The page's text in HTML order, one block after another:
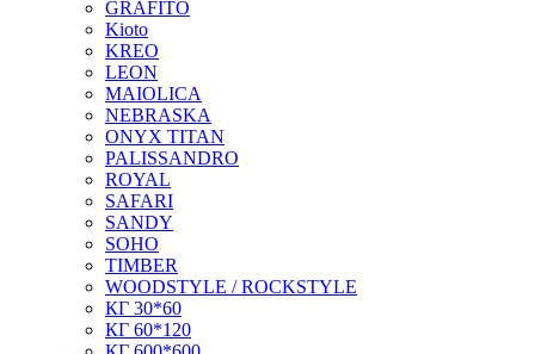
GRAFITO
Kioto
KREO
LEON
MAIOLICA
NEBRASKA
ONYX TITAN
PALISSANDRO
ROYAL
SAFARI
SANDY
SOHO
TIMBER
WOODSTYLE / ROCKSTYLE
КГ 30*60
КГ 60*120